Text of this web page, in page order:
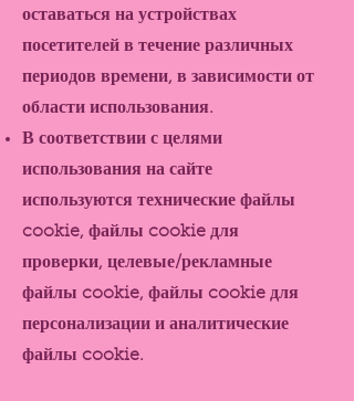
оставаться на устройствах
посетителей в течение различных
периодов времени, в зависимости от
области использования.
В соответствии с целями
использования на сайте
используются технические файлы
cookie, файлы cookie для
проверки, целевые/рекламные
файлы cookie, файлы cookie для
персонализации и аналитические
файлы cookie.